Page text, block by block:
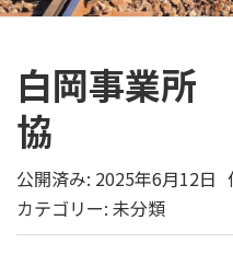
白岡事業所
協
公開済み: 2025年6月12日
カテゴリー: 未分類